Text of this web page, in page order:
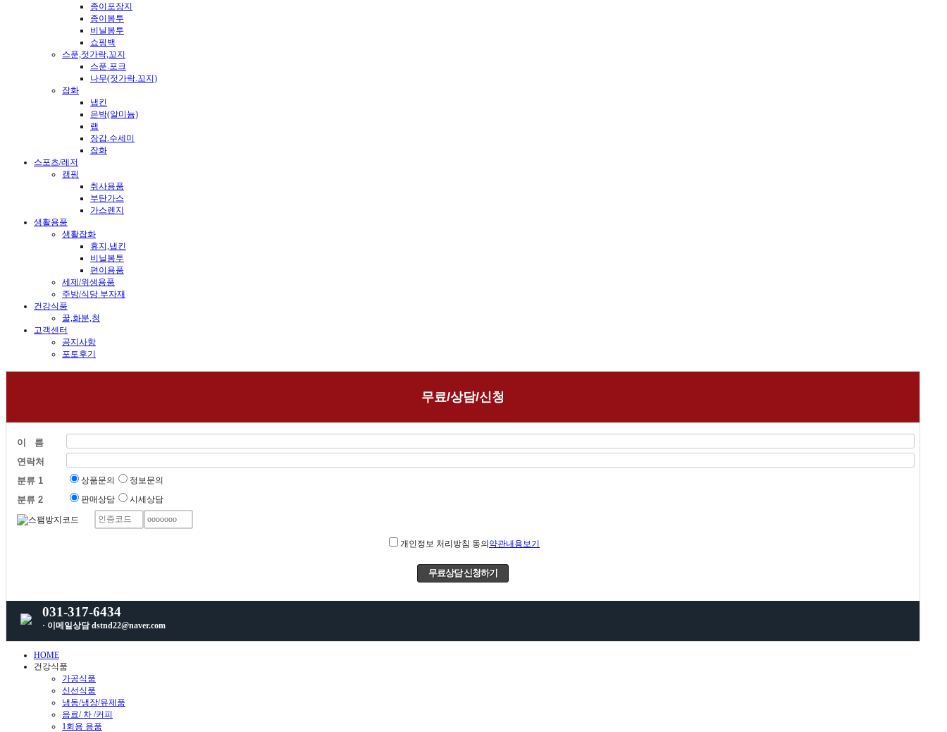
종이포장지
종이봉투
비닐봉투
쇼핑백
스푼,젓가락,꼬지
스푼.포크
나무(젓가락.꼬지)
잡화
냅킨
은박(알미늄)
랩
장갑.수세미
잡화
스포츠/레저
캠핑
취사용품
부탄가스
가스렌지
생활용품
생활잡화
휴지,냅킨
비닐봉투
편이용품
세제/위생용품
주방/식당 부자재
건강식품
꿀,화분,청
고객센터
공지사항
포토후기
무료/상담/신청
이 름
연락처
분류 1
상품문의 정보문의
분류 2 판매상담 시세상담
개인정보 처리방침 동의 약관내용보기
031-317-6434
· 이메일상담 dstnd22@naver.com
HOME
건강식품
가공식품
신선식품
냉동/냉장/유제품
음료/ 차 /커피
1회용 용품